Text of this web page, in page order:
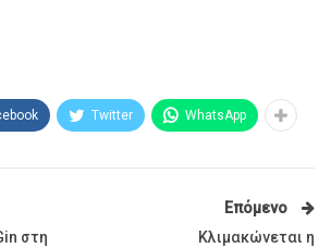
Twitter WhatsApp
στη
Επόμενο
Κλιμακώνεται η